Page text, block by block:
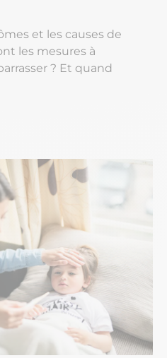
et les causes de
les mesures à
? Et quand